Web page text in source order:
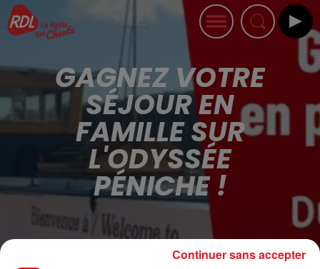
GAGNEZ VOTRE
SÉJOUR EN
FAMILLE SUR
L'ODYSSÉE
PÉNICHE !
Publié : 3 juillet 2020 à 8h00
Continuer sans accepter